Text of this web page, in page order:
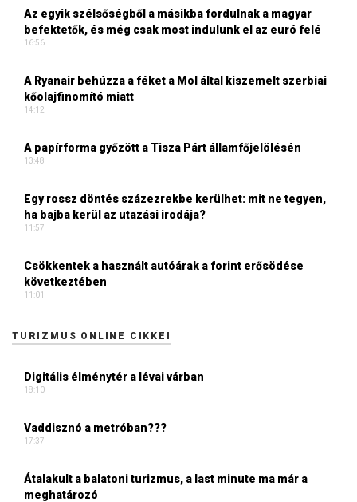
Az egyik szélsőségből a másikba fordulnak a magyar
befektetők, és még csak most indulunk el az euró felé
16:56
A Ryanair behúzza a féket a Mol által kiszemelt szerbiai
kőolajfinomító miatt
14:12
A papírforma győzött a Tisza Párt államfőjelölésén
13:48
Egy rossz döntés százezrekbe kerülhet: mit ne tegyen,
ha bajba kerül az utazási irodája?
11:57
Csökkentek a használt autóárak a forint erősödése
következtében
11:01
TURIZMUS ONLINE CIKKEI
Digitális élménytér a lévai várban
18:10
Vaddisznó a metróban???
17:37
Átalakult a balatoni turizmus, a last minute ma már a
meghatározó